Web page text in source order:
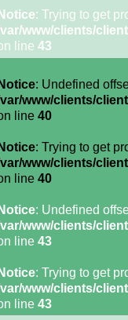
Notice: Trying to get
www/clients/
line 43
Notice: Undefined
www/clients/
line 40
Notice: Trying to get
www/clients/
line 40
Notice: Undefined
www/clients/
line 43
Notice: Trying to get
www/clients/
line 43